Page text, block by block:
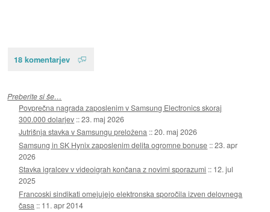
18 komentarjev
Preberite si še…
Povprečna nagrada zaposlenim v Samsung Electronics skoraj
300.000 dolarjev ::23. maj 2026
Jutrišnja stavka v Samsungu preložena ::20. maj 2026
Samsung in SK Hynix zaposlenim delita ogromne bonuse ::23. apr
2026
Stavka igralcev v videoigrah končana z novimi sporazumi :: 12. jul
2025
Francoski sindikati omejujejo elektronska sporočila izven delovnega
časa :: 11. apr 2014